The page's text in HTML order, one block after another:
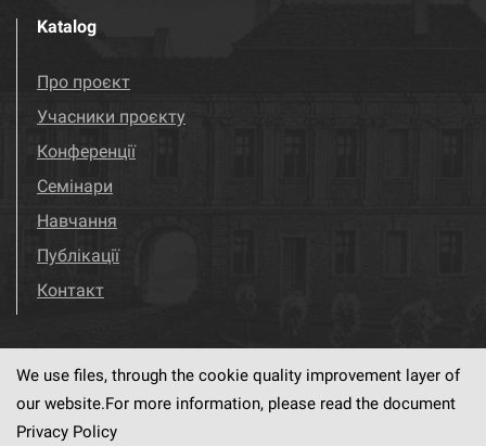
Katalog
Про проєкт
Учасники проєкту
Конференції
Семінари
Навчання
Публікації
Контакт
Visit us! Facebook
We use files, through the cookie quality improvement layer of
our website.For more information, please read the document
Privacy Policy